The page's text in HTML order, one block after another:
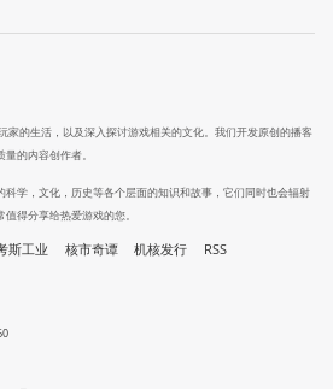
家的生活，以及深入探讨游戏相关的文化。我们开发原创的播客
的内容创作者。
学，文化，历史等各个层面的知识和故事，它们同时也会辐射
得分享给热爱游戏的您。
斯工业 核市奇谭 机核发行 RSS